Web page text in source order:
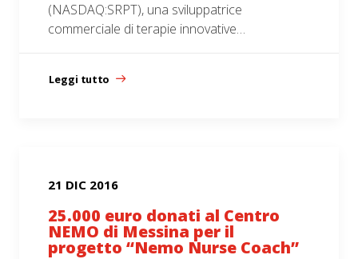
(NASDAQ:SRPT), una sviluppatrice
commerciale di terapie innovative…
Leggi tutto
21 DIC 2016
25.000 euro donati al Centro
NEMO di Messina per il
progetto “Nemo Nurse Coach”